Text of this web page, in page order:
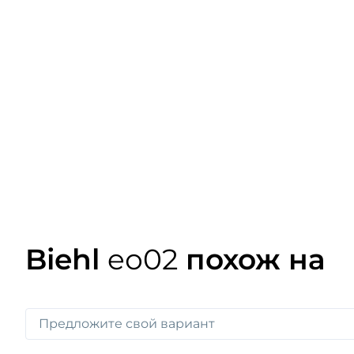
Biehl eо02 похож на